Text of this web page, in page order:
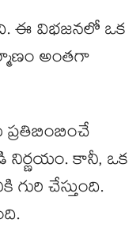
ఈ విభజనలో ఒక
అంతగా
నిర్ణయం. కానీ, ఒక
చేస్తుంది.